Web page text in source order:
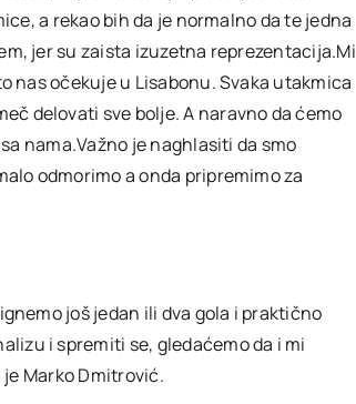
a rekao bih da je normalno da te jedna
jer su zaista izuzetna reprezentacija.Mi
nas očekuje u Lisabonu. Svaka utakmica
delovati sve bolje. A naravno da ćemo
nama.Važno je naghlasiti da smo
odmorimo a onda pripremimo za
još jedan ili dva gola i praktično
i spremiti se, gledaćemo da i mi
Marko Dmitrović.